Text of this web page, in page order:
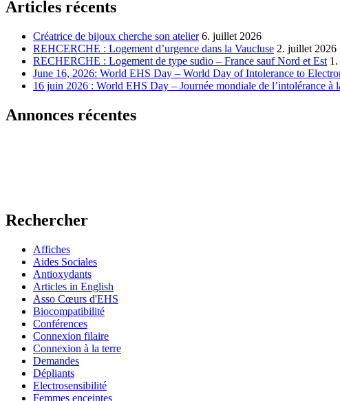
Articles récents
Créatrice de bijoux cherche son atelier 6. juillet 2026
REHCERCHE : Logement d’urgence dans la Vaucluse 2. juillet 2026
RECHERCHE : Logement de type sudio – France sauf Nord et Est
June 16, 2026: World EHS Day – World Day of Intolerance to
16 juin 2026 : World EHS Day – Journée mondiale de l’intolérance à
Annonces récentes
Rechercher
Affiches
Aides Sociales
Antioxydants
Articles in English
Asso Cœurs d'EHS
Biocompatibilité
Conférences
Connexion filaire
Connexion à la terre
Demandes
Dépliants
Electrosensibilité
Femmes enceintes